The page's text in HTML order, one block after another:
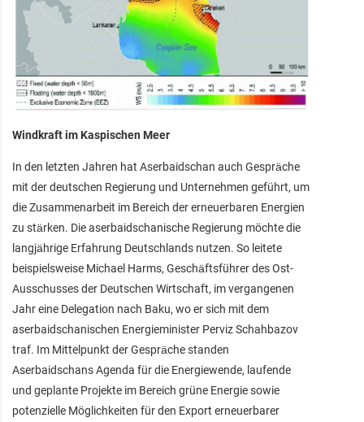
Windkraft im Kaspischen Meer
In den letzten Jahren hat Aserbaidschan auch Gespräche
mit der deutschen Regierung und Unternehmen geführt, um
die Zusammenarbeit im Bereich der erneuerbaren Energien
zu stärken. Die aserbaidschanische Regierung möchte die
langjährige Erfahrung Deutschlands nutzen. So leitete
beispielsweise Michael Harms, Geschäftsführer des Ost-
Ausschusses der Deutschen Wirtschaft, im vergangenen
Jahr eine Delegation nach Baku, wo er sich mit dem
aserbaidschanischen Energieminister Perviz Schahbazov
traf. Im Mittelpunkt der Gespräche standen
Aserbaidschans Agenda für die Energiewende, laufende
und geplante Projekte im Bereich grüne Energie sowie
potenzielle Möglichkeiten für den Export erneuerbarer